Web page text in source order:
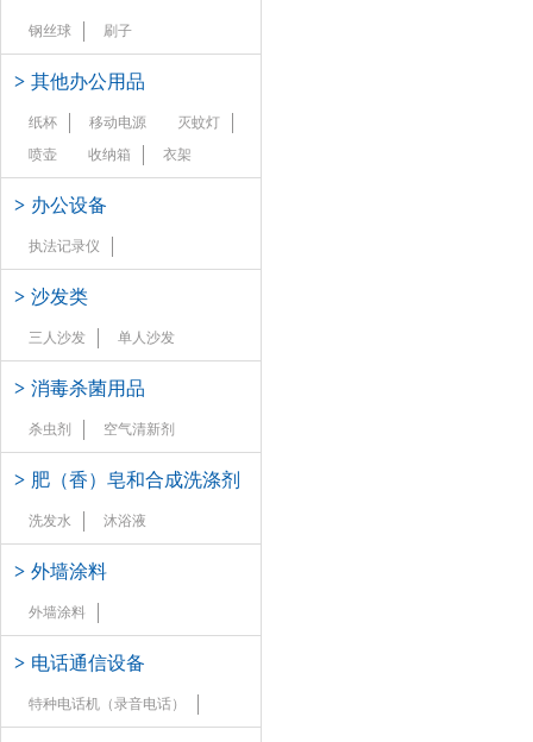
钢丝球 刷子
> 其他办公用品
纸杯 移动电源
灭蚊灯
喷壶
收纳箱 衣架
> 办公设备
执法记录仪
> 沙发类
三人沙发 单人沙发
> 消毒杀菌用品
杀虫剂 空气清新剂
> 肥（香）皂和合成洗涤剂
洗发水 沐浴液
> 外墙涂料
外墙涂料
> 电话通信设备
特种电话机（录音电话）